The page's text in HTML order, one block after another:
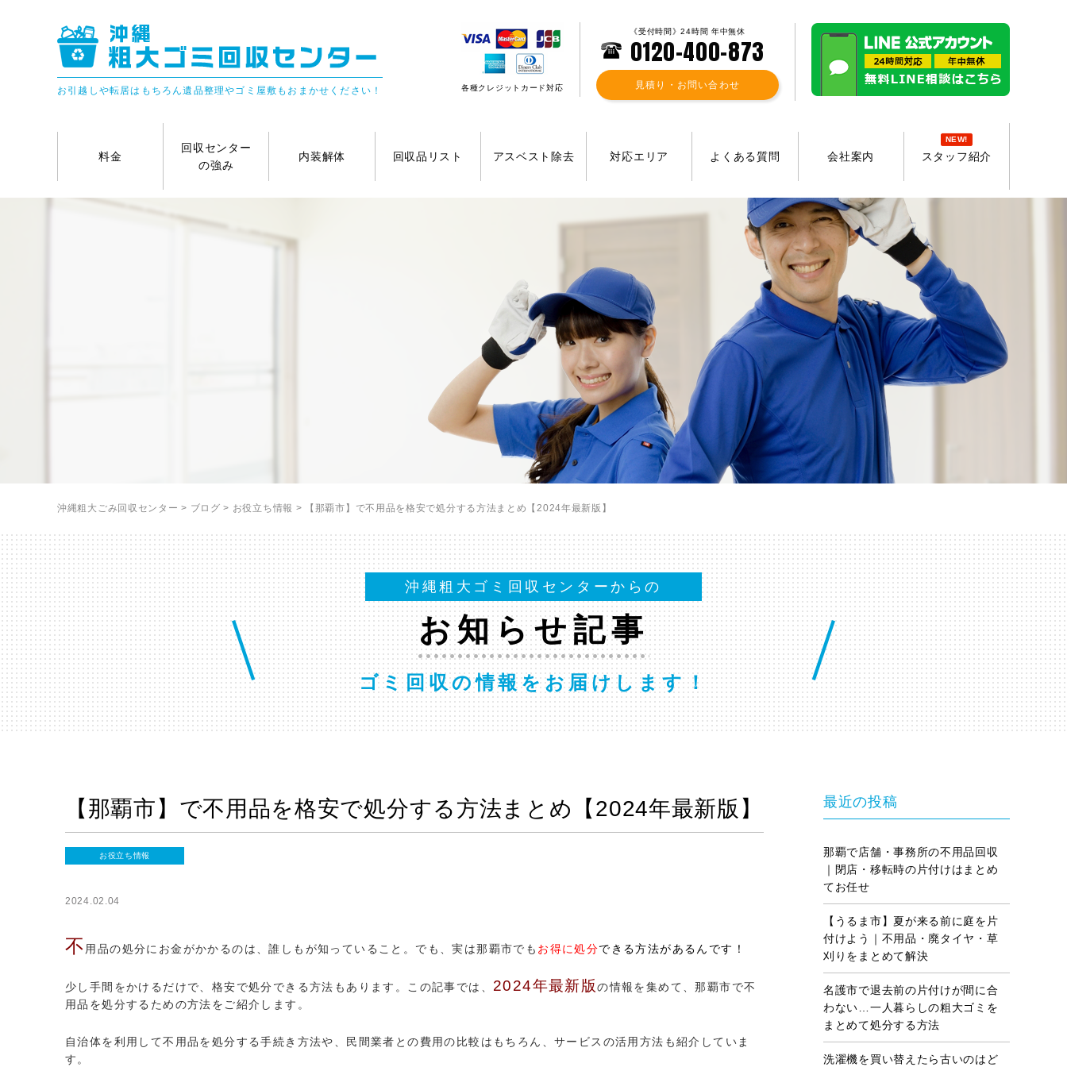
お引越しや転居はもちろん遺品整理やゴミ屋敷もおまかせください！ 各種クレジットカード対応
《受付時間》24時間 年中無休
0120-400-873
見積り・お問い合わせ
料金
回収センター
の強み
内装解体 回収品リスト アスベスト除去 対応エリア よくある質問 会社案内 スタッフ紹介
NEW!
沖縄粗大ごみ回収センター > ブログ > お役立ち情報 > 【那覇市】で不用品を格安で処分する方法まとめ【2024年最新版】
沖縄粗大ゴミ回収センターからの
お知らせ記事
ゴミ回収の情報をお届けします！
【那覇市】で不用品を格安で処分する方法まとめ【2024年最新版】
お役立ち情報
2024.02.04
不 用品の処分にお金がかかるのは、誰しもが知っていること。でも、実は那覇市でも お得に処分できる方法があるんです！
少し手間をかけるだけで、格安で処分できる方法もあります。この記事では、 2024年最新版の情報を集めて、那覇市で不
用品を処分するための方法をご紹介します。
自治体を利用して不用品を処分する手続き方法や、民間業者との費用の比較はもちろん、サービスの活用方法も紹介していま
す。
最近の投稿
那覇で店舗・事務所の不用品回収
｜閉店・移転時の片付けはまとめ
てお任せ
【うるま市】夏が来る前に庭を片
付けよう｜不用品・廃タイヤ・草
刈りをまとめて解決
名護市で退去前の片付けが間に合
わない…一人暮らしの粗大ゴミを
まとめて処分する方法
洗濯機を買い替えたら古いのはど